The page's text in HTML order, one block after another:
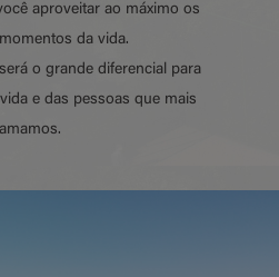
aproveitar ao máximo os
da vida.
o grande diferencial para
e das pessoas que mais
amamos.